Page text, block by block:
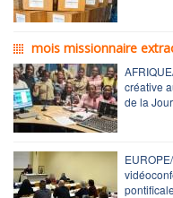
mois missionnaire
créative
de la